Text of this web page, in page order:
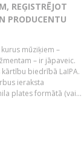
REĢISTRĒJOT
PRODUCENTU
mūziķiem –
– ir jāpaveic.
biedrībā LaIPA.
ieraksta
plates formātā (vai...